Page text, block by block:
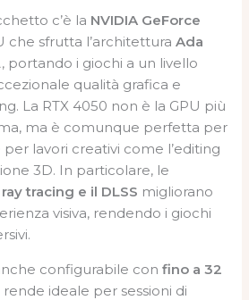
c’è la NVIDIA GeForce
che sfrutta l’architetturaAda
portando i giochi a un livello
qualità grafica e
La RTX 4050 non è la GPU più
ma è comunque perfetta per
per lavori creativi come l’editing
3D. In particolare, le
tracing e il DLSS migliorano
visiva, rendendo i giochi
configurabile confino a 32
rende ideale per sessioni di